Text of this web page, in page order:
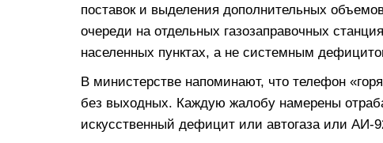
поставок и выделения дополнительных
очереди на отдельных газозаправочных
населенных пунктах, а не системным
В министерстве напоминают, что телефон
без выходных. Каждую жалобу намерены
искусственный дефицит или автогаза или АИ-